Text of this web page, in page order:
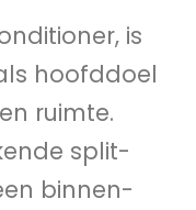
is
hoofddoel
ruimte.
split-
binnen-